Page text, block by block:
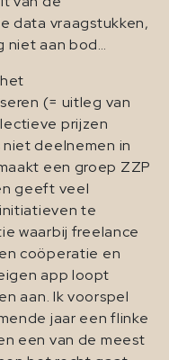
data vraagstukken,
niet aan bod…
(= uitleg van
prijzen
deelnemen in
een groep ZZP
geeft veel
te
waarbij freelance
coöperatie en
app loopt
aan. Ik voorspel
jaar een flinke
een van de meest